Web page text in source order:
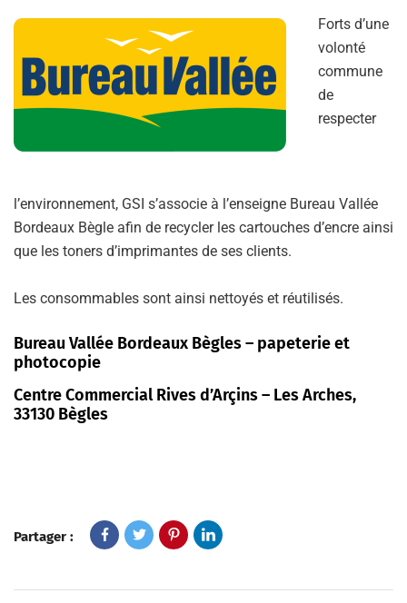
Forts d’une
volonté
commune
de
respecter
l’environnement, GSI s’associe à l’enseigne Bureau Vallée
Bordeaux Bègle afin de recycler les cartouches d’encre ainsi
que les toners d’imprimantes de ses clients.
Les consommables sont ainsi nettoyés et réutilisés.
Bureau Vallée Bordeaux Bègles – papeterie et
photocopie
Centre Commercial Rives d’Arçins – Les Arches,
33130 Bègles
Partager :